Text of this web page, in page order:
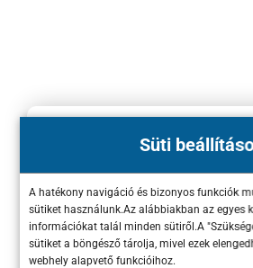
Süti
A hatékony navigáció és bizonyos funkciók
sütiket használunk.Az alábbiakban az egyes
információkat talál minden sütiről.A
sütiket a böngésző tárolja, mivel ezek
webhely alapvető funkcióihoz.
Kérj tőlünk
árajánlatot